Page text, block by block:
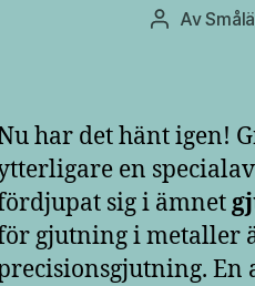
Av
har det hänt igen!
en
sig i ämnet
gjutning i metaller
En